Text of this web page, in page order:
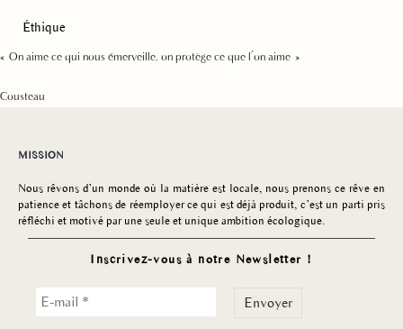
Éthique
« On aime ce qui nous émerveille, on protège ce que l’on aime »
Cousteau
MISSION
Nous rêvons d’un monde où la matière est locale, nous prenons ce rêve en
patience et tâchons de réemployer ce qui est déjà produit, c’est un parti pris
réfléchi et motivé par une seule et unique ambition écologique.
Inscrivez-vous à notre Newsletter !